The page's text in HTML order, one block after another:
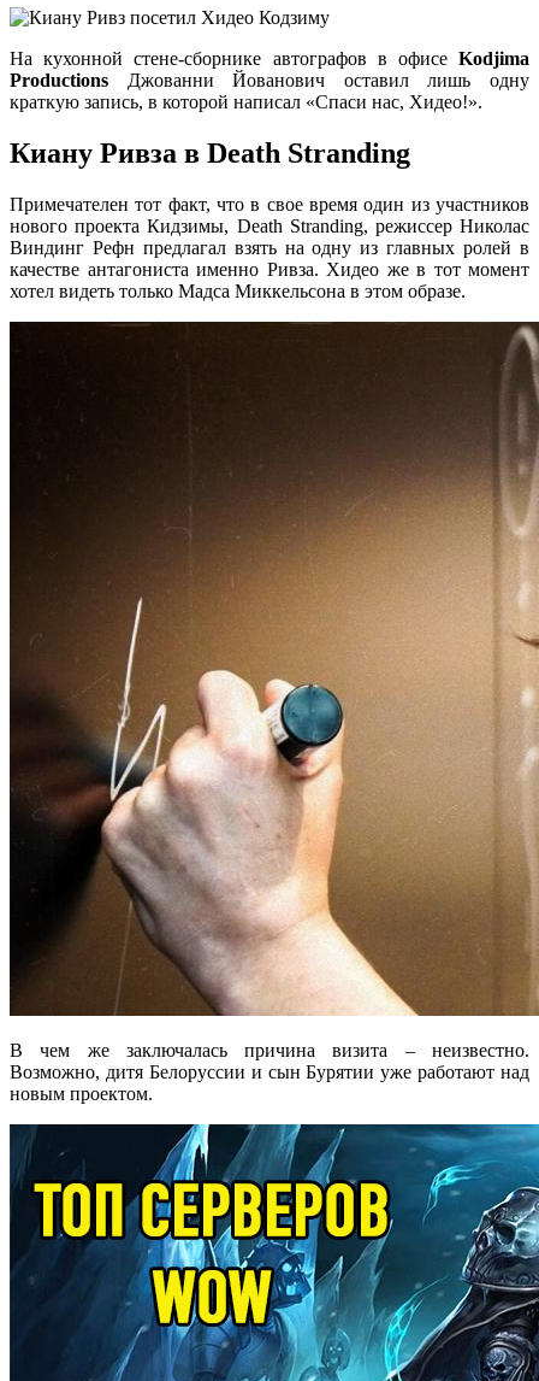
На кухонной стене-сборнике автографов в офисе Kodjima
Productions Джованни Йованович оставил лишь одну
краткую запись, в которой написал «Спаси нас, Хидео!».
Киану Ривза в Death Stranding
Примечателен тот факт, что в свое время один из участников
нового проекта Кидзимы, Death Stranding, режиссер Николас
Виндинг Рефн предлагал взять на одну из главных ролей в
качестве антагониста именно Ривза. Хидео же в тот момент
хотел видеть только Мадса Миккельсона в этом образе.
В чем же заключалась причина визита – неизвестно.
Возможно, дитя Белоруссии и сын Бурятии уже работают над
новым проектом.